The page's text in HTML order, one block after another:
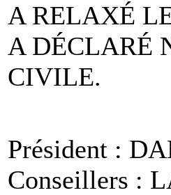
A RELAXÉ
A DÉCLARÉ
CIVILE.
Président :
Conseillers :